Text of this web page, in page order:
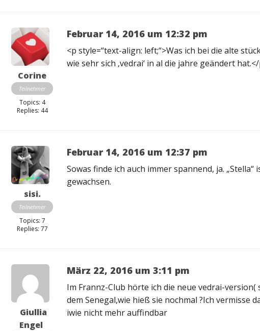
Corine
Teilnehmer
Topics: 4
Replies: 44
Februar 14, 2016 um 12:32 pm
<p style=“text-align: left;“>Was ich bei die alte
wie sehr sich ‚vedrai‘ in al die jahre geändert
sisi.
Teilnehmer
Topics: 7
Replies: 77
Februar 14, 2016 um 12:37 pm
Sowas finde ich auch immer spannend, ja.
gewachsen.
Giullia
Engel
März 22, 2016 um 3:11 pm
Im Frannz-Club hörte ich die neue vedrai-
dem Senegal,wie hieß sie nochmal ?Ich vermisse
iwie nicht mehr auffindbar